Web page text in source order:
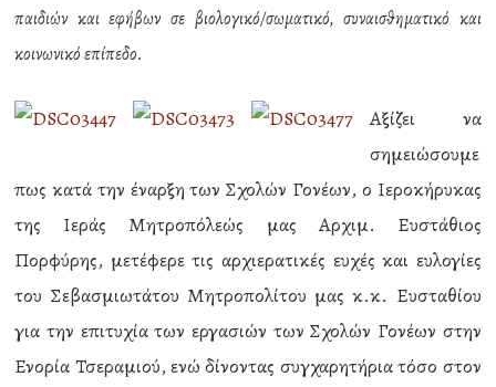
παιδιών και εφήβων σε βιολογικό/σωματικό, συναισθηματικό και
κοινωνικό επίπεδο.
Αξίζει να
σημειώσουμε
πως κατά την έναρξη των Σχολών Γονέων, ο Ιεροκήρυκας
της Ιεράς Μητροπόλεώς μας Αρχιμ. Ευστάθιος
Πορφύρης, μετέφερε τις αρχιερατικές ευχές και ευλογίες
του Σεβασμιωτάτου Μητροπολίτου μας κ.κ. Ευσταθίου
για την επιτυχία των εργασιών των Σχολών Γονέων στην
Ενορία Τσεραμιού, ενώ δίνοντας συγχαρητήρια τόσο στον